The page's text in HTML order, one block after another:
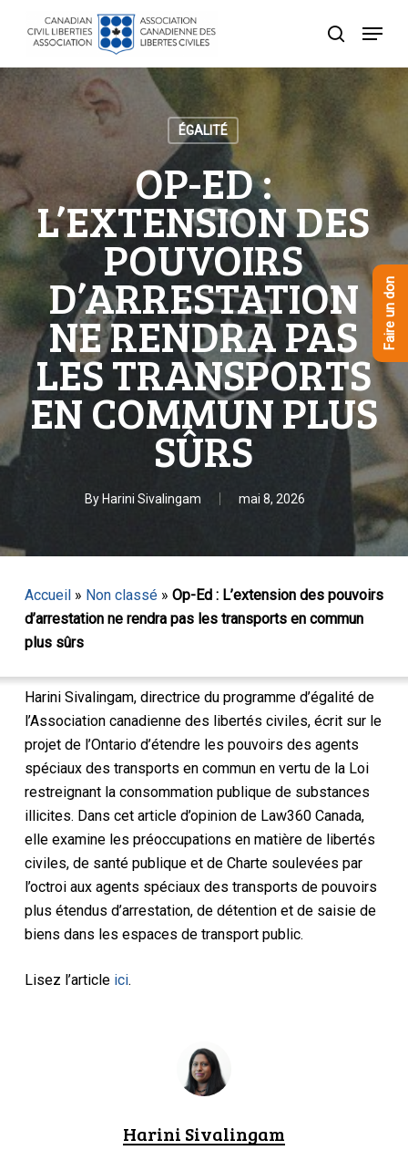
content
recherche
Menu
ÉGALITÉ
OP-ED :
L’EXTENSION DES
POUVOIRS
D’ARRESTATION
NE RENDRA PAS
LES TRANSPORTS
EN COMMUN PLUS
SÛRS
By Harini Sivalingam mai 8, 2026
Accueil» Non classé» Op-Ed : L’extension des pouvoirs
d’arrestation ne rendra pas les transports en commun
plus sûrs
Harini Sivalingam, directrice du programme d’égalité de
l’Association canadienne des libertés civiles, écrit sur le
projet de l’Ontario d’étendre les pouvoirs des agents
spéciaux des transports en commun en vertu de la Loi
restreignant la consommation publique de substances
illicites. Dans cet article d’opinion de Law360 Canada,
elle examine les préoccupations en matière de libertés
civiles, de santé publique et de Charte soulevées par
l’octroi aux agents spéciaux des transports de pouvoirs
plus étendus d’arrestation, de détention et de saisie de
biens dans les espaces de transport public.
Lisez l’article ici.
Harini Sivalingam
Menu
Faire un don